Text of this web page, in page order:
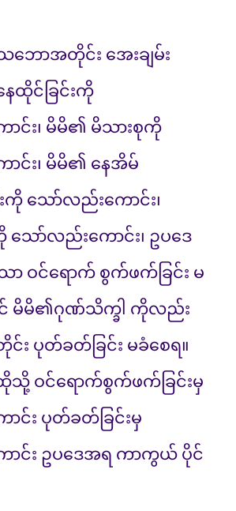
ောအတိုင်း အေးချမ်း
ထိုင်ခြင်းကို
င်း၊ မိမိ၏ မိသားစုကို
င်း၊ မိမိ၏ နေအိမ်
သော်လည်းကောင်း၊
သော်လည်းကောင်း၊ ဥပဒေ
ဝင်ရောက် စွက်ဖက်ခြင်း မ
င် မိမိ၏ဂုဏ်သိက္ခါ ကိုလည်း
ပုတ်ခတ်ခြင်း မခံစေရ။
ဝင်ရောက်စွက်ဖက်ခြင်းမှ
င်း ပုတ်ခတ်ခြင်းမှ
င်း ဥပဒေအရ ကာကွယ် ပိုင်